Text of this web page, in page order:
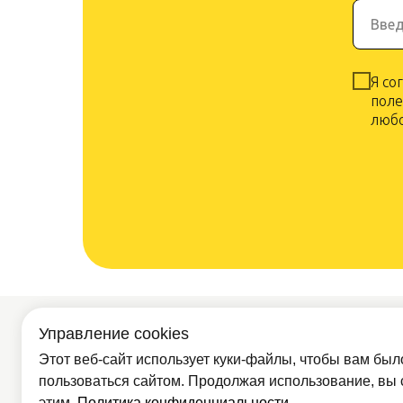
Управление cookies
Этот веб-сайт использует куки-файлы, чтобы вам
пользоваться сайтом. Продолжая использование, вы
Я
Доставка и
оплата
Покупателям